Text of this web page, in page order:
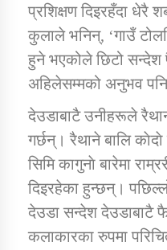
कार्यक्रम
प्रशिक्षण दिइरहँदा धेरै
कुलाले भनिन्, ‘गाउँ
हुने भएकोले छिटो
अहिलेसम्मको अनुभव पनि
देउडाबाटै उनीहरूले
गर्छन्। रैथाने बालि
सिमि कागुनाे बारेमा
दिइरहेका हुन्छन्।
देउडा सन्देश देउडाबाटै
कलाकारका रुपमा